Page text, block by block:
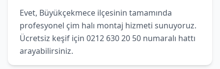
Evet, Büyükçekmece ilçesinin tamamında
profesyonel çim halı montaj hizmeti sunuyoruz.
Ücretsiz keşif için 0212 630 20 50 numaralı hattı
arayabilirsiniz.